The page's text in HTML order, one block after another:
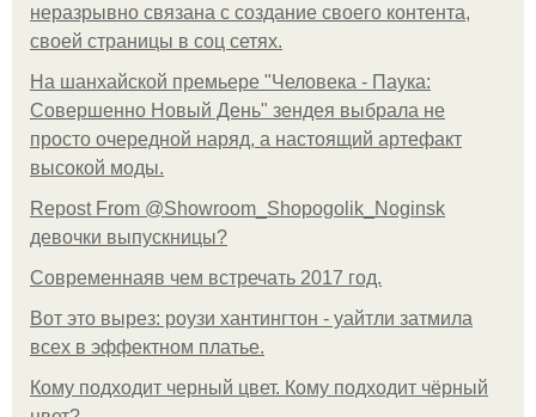
неразрывно связана с создание своего контента,
своей страницы в соц сетях.
На шанхайской премьере "Человека - Паука:
Совершенно Новый День" зендея выбрала не
просто очередной наряд, а настоящий артефакт
высокой моды.
Repost From @Showroom_Shopogolik_Noginsk
девочки выпускницы?
Современнаяв чем встречать 2017 год.
Вот это вырез: роузи хантингтон - уайтли затмила
всех в эффектном платьe.
Кому подходит черный цвет. Кому подходит чёрный